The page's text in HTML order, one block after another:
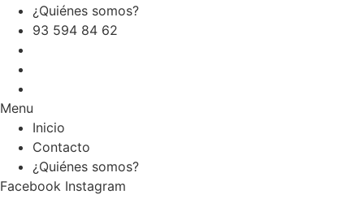
¿Quiénes somos?
93 594 84 62
Menu
Inicio
Contacto
¿Quiénes somos?
Facebook Instagram